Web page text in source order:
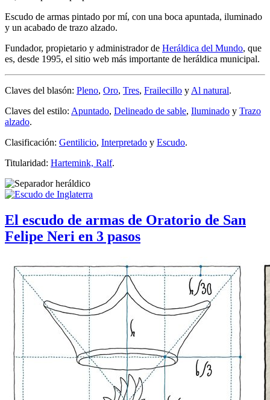
Escudo de armas pintado por mí, con una boca apuntada, iluminado
y un acabado de trazo alzado.
Fundador, propietario y administrador de Heráldica del Mundo, que
es, desde 1995, el sitio web más importante de heráldica municipal.
Claves del blasón: Pleno, Oro, Tres, Frailecillo y Al natural.
Claves del estilo: Apuntado, Delineado de sable, Iluminado y Trazo
alzado.
Clasificación: Gentilicio, Interpretado y Escudo.
Titularidad: Hartemink, Ralf.
El escudo de armas de Oratorio de San
Felipe Neri en 3 pasos